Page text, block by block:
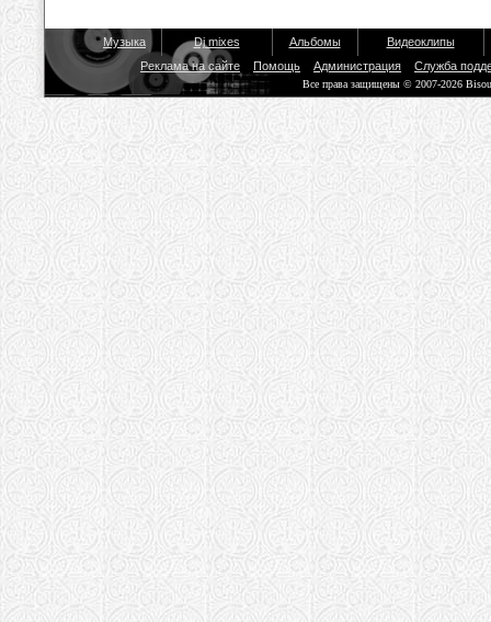
Музыка Dj mixes Альбомы
Видеоклипы
Реклама на сайте
Помощь Администрация Служба
Все права защищены © 2007-2026